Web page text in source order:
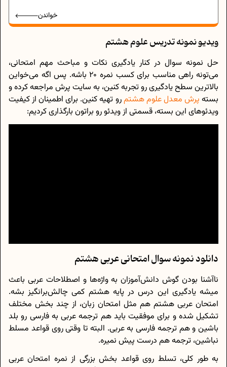
خواندن
ویدیو نمونه تدریس علوم هشتم
حل نمونه سوال در کنار یادگیری نکات و مباحث مهم امتحانی،
می‌تونه راهی مناسب برای کسب نمره 20 باشه. پس اگه می‌خواین
بالاترین سطح یادگیری رو تجربه کنین، به سایت پرش مراجعه کرده و
بسته پرش معدل علوم هشتمرو تهیه کنین. برای اطمینان از کیفیت
ویدئو‌های این بسته، قسمتی از ویدئو رو براتون بارگذاری کردیم:
دانلود نمونه سوال امتحانی عربی هشتم
ناآشنا بودن گوش دانش‌آموزان به واژه‌ها و اصطلاحات عربی باعث
میشه یادگیری این درس در پایه هشتم کمی چالش‌برانگیز بشه.
امتحان عربی هشتم هم مثل امتحان زبان، از چند بخش مختلف
تشکیل شده و برای موفقیت باید هم ترجمه عربی به فارسی رو بلد
باشین و هم ترجمه فارسی به عربی. البته تا وقتی روی قواعد مسلط
نباشین، ترجمه هم درست پیش نمیره.
به طور کلی، تسلط روی قواعد بخش بزرگی از نمره امتحان عربی